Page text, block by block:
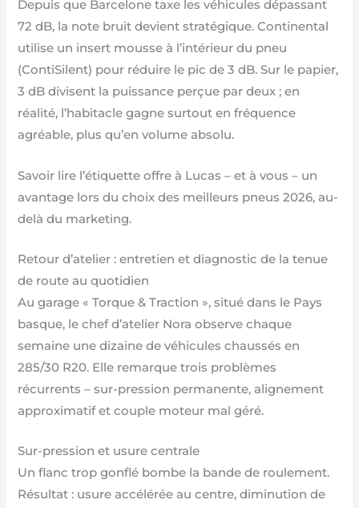
Depuis que Barcelone taxe les véhicules dépassant
72 dB, la note bruit devient stratégique. Continental
utilise un insert mousse à l’intérieur du pneu
(ContiSilent) pour réduire le pic de 3 dB. Sur le papier,
3 dB divisent la puissance perçue par deux ; en
réalité, l’habitacle gagne surtout en fréquence
agréable, plus qu’en volume absolu.
Savoir lire l’étiquette offre à Lucas – et à vous – un
avantage lors du choix des meilleurs pneus 2026, au-
delà du marketing.
Retour d’atelier : entretien et diagnostic de la tenue
de route au quotidien
Au garage « Torque & Traction », situé dans le Pays
basque, le chef d’atelier Nora observe chaque
semaine une dizaine de véhicules chaussés en
285/30 R20. Elle remarque trois problèmes
récurrents – sur-pression permanente, alignement
approximatif et couple moteur mal géré.
Sur-pression et usure centrale
Un flanc trop gonflé bombe la bande de roulement.
Résultat : usure accélérée au centre, diminution de